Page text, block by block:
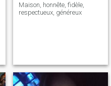
Maison, honnête, fidèle,
respectueux, généreux